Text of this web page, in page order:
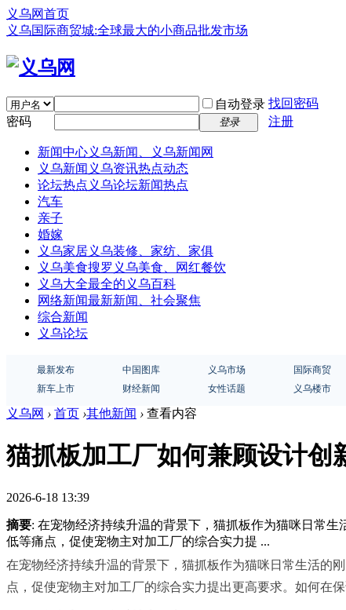
义乌网首页
义乌国际商贸城:全球最大的小商品批发市场
自动登录 找回密码
密码
登录 注册
新闻中心义乌新闻、义乌新闻网
义乌新闻 义乌资讯热点动态
论坛热点 义乌论坛新闻热点
汽车
亲子
婚嫁
义乌家居义乌装修、家纺、家俱
义乌美食搜罗义乌美食、网红餐饮
义乌大全最全的义乌百科
网络新闻最新新闻、社会聚焦
综合新闻
义乌论坛
最新发布 中国图库 义乌市场 国际商贸
新车上市
财经新闻 女性话题 义乌楼市
义乌网 › 首页 ›其他新闻 › 查看内容
猫抓板加工厂如何兼顾设计创
2026-6-18 13:39
摘要: 在宠物经济持续升温的背景下，猫抓板作为猫咪日常
低等痛点，促使宠物主对加工厂的综合实力提 ...
在宠物经济持续升温的背景下，猫抓板作为猫咪日常生活的
点，促使宠物主对加工厂的综合实力提出更高要求。如何在